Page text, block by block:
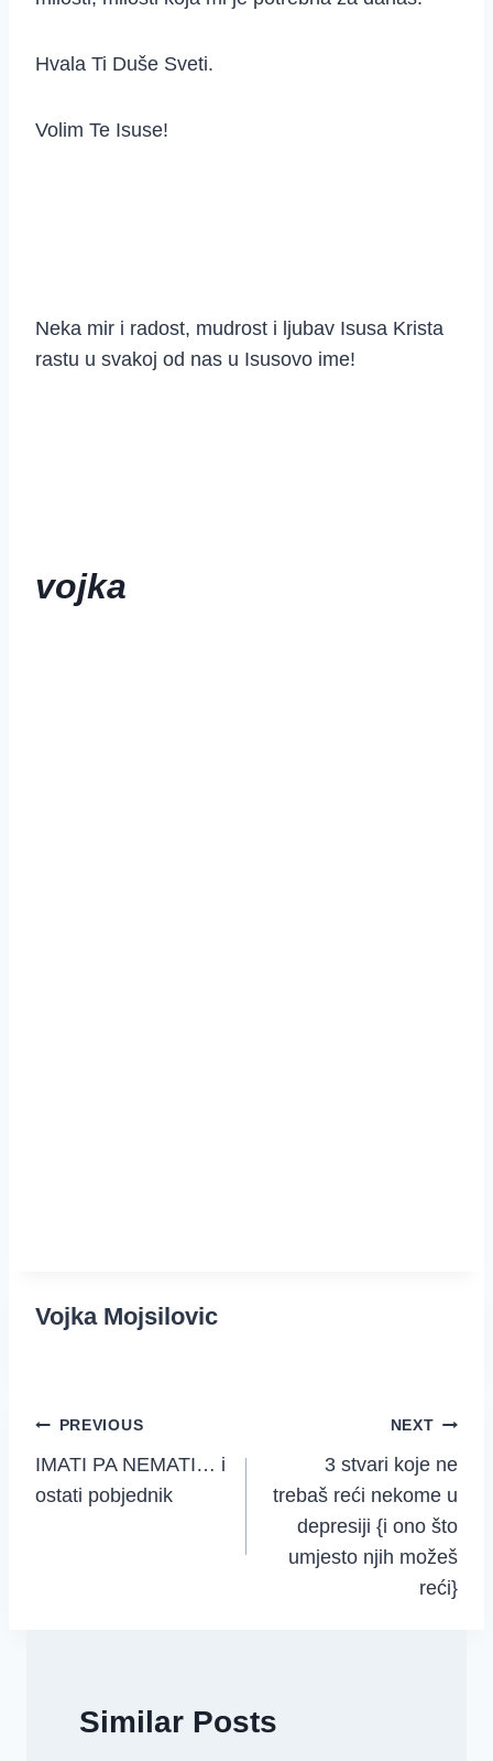
Hvala Ti Duše Sveti.
Volim Te Isuse!
Neka mir i radost, mudrost i ljubav Isusa Krista
rastu u svakoj od nas u Isusovo ime!
vojka
Vojka Mojsilovic
Post
navigation
PREVIOUS
IMATI PA NEMATI… i
ostati pobjednik
NEXT
3 stvari koje ne
trebaš reći nekome u
depresiji {i ono što
umjesto njih možeš
reći}
Similar Posts